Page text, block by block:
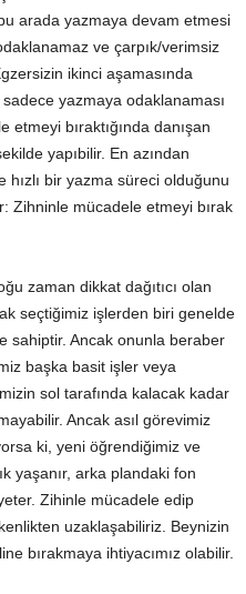
arada yazmaya devam etmesi
ve çarpık/verimsiz
ikinci aşamasında
yazmaya odaklanaması
bıraktığında danışan
yapıbilir. En azından
bir yazma süreci olduğunu
Zihninle mücadele etmeyi bırak
dikkat dağıtıcı olan
seçtiğimiz işlerden biri genelde
sahiptir. Ancak onunla beraber
başka basit işler veya
sol tarafında kalacak kadar
Ancak asıl görevimiz
ki, yeni öğrendiğimiz ve
yaşanır, arka plandaki fon
Zihinle mücadele edip
uzaklaşabiliriz. Beynizin
bırakmaya ihtiyacımız olabilir.